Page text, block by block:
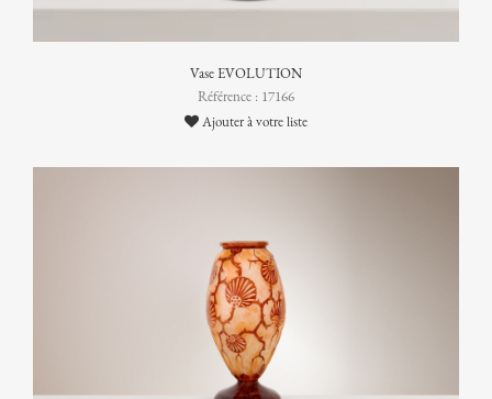
Vase EVOLUTION
Référence : 17166
Ajouter à votre liste